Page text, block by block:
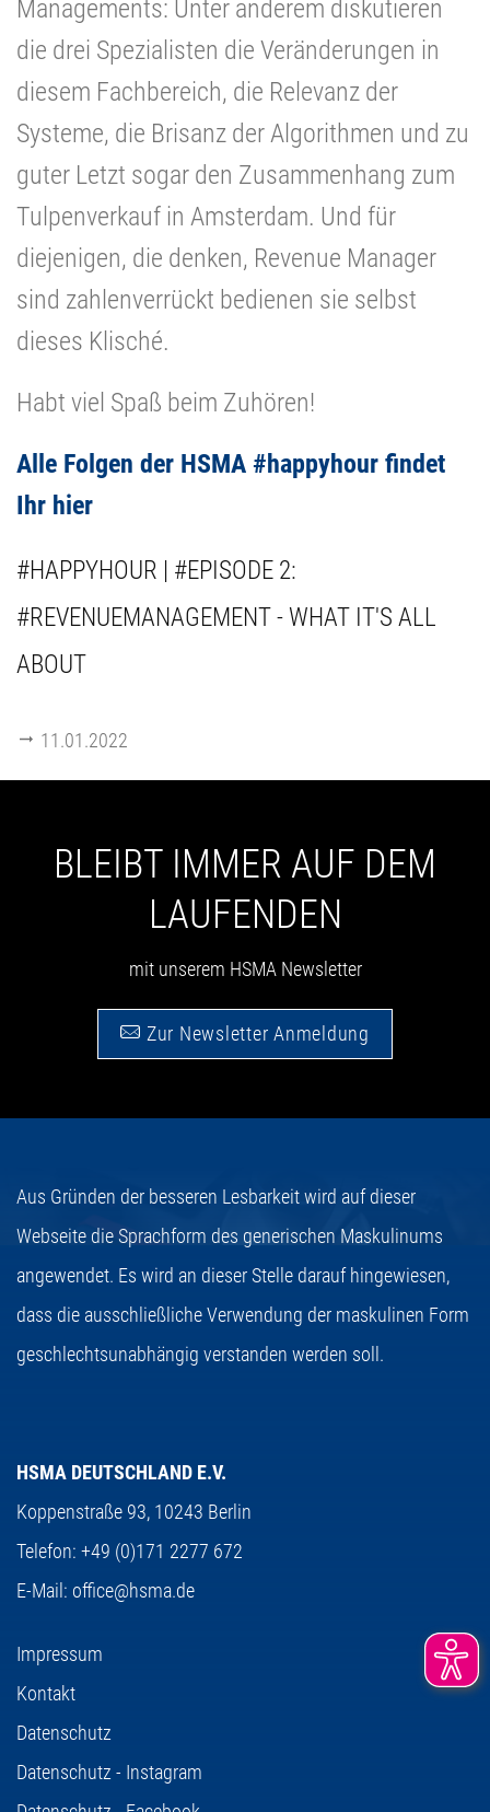
Managements: Unter anderem diskutieren
die drei Spezialisten die Veränderungen in
diesem Fachbereich, die Relevanz der
Systeme, die Brisanz der Algorithmen und zu
guter Letzt sogar den Zusammenhang zum
Tulpenverkauf in Amsterdam. Und für
diejenigen, die denken, Revenue Manager
sind zahlenverrückt bedienen sie selbst
dieses Klisché.
Habt viel Spaß beim Zuhören!
Alle Folgen der HSMA #happyhour findet
Ihr hier
#HAPPYHOUR | #EPISODE 2:
#REVENUEMANAGEMENT - WHAT IT'S ALL
ABOUT
11.01.2022
BLEIBT IMMER AUF DEM
LAUFENDEN
mit unserem HSMA Newsletter
Zur Newsletter Anmeldung
Aus Gründen der besseren Lesbarkeit wird auf dieser
Webseite die Sprachform des generischen Maskulinums
angewendet. Es wird an dieser Stelle darauf hingewiesen,
dass die ausschließliche Verwendung der maskulinen Form
geschlechtsunabhängig verstanden werden soll.
HSMA DEUTSCHLAND E.V.
Koppenstraße 93, 10243 Berlin
Telefon: +49 (0)171 2277 672
E-Mail: office@hsma.de
Impressum
Kontakt
Datenschutz
Datenschutz - Instagram